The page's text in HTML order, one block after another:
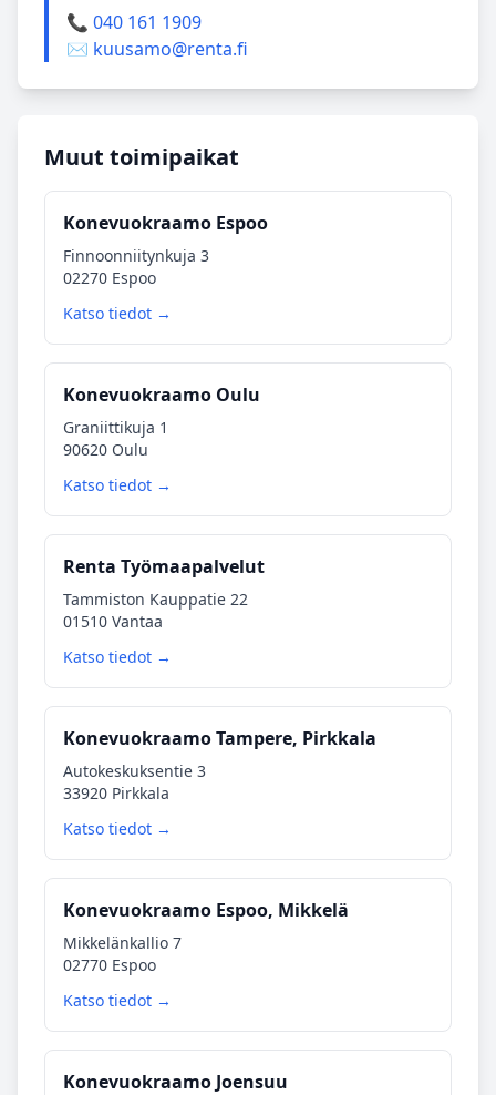
📞 040 161 1909
✉️ kuusamo@renta.fi
Muut toimipaikat
Konevuokraamo Espoo
Finnoonniitynkuja 3
02270 Espoo
Katso tiedot →
Konevuokraamo Oulu
Graniittikuja 1
90620 Oulu
Katso tiedot →
Renta Työmaapalvelut
Tammiston Kauppatie 22
01510 Vantaa
Katso tiedot →
Konevuokraamo Tampere, Pirkkala
Autokeskuksentie 3
33920 Pirkkala
Katso tiedot →
Konevuokraamo Espoo, Mikkelä
Mikkelänkallio 7
02770 Espoo
Katso tiedot →
Konevuokraamo Joensuu